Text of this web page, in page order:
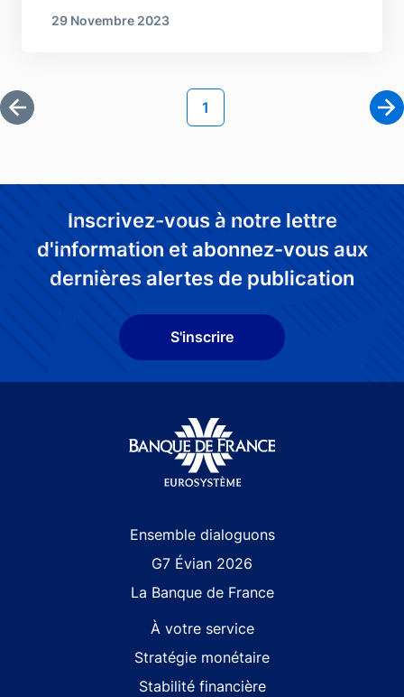
29 Novembre 2023
Première page
Page courante
1
Inscrivez-vous à notre lettre
d'information et abonnez-vous aux
dernières alertes de publication
S'inscrire
Ensemble dialoguons
G7 Évian 2026
La Banque de France
À votre service
Stratégie monétaire
Stabilité financière